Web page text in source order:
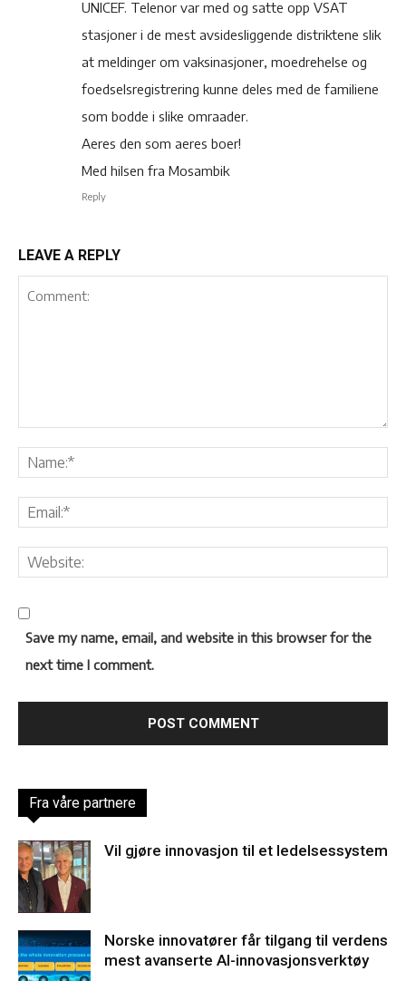
UNICEF. Telenor var med og satte opp VSAT
stasjoner i de mest avsidesliggende distriktene slik
at meldinger om vaksinasjoner, moedrehelse og
foedselsregistrering kunne deles med de familiene
som bodde i slike omraader.
Aeres den som aeres boer!
Med hilsen fra Mosambik
Reply
LEAVE A REPLY
Save my name, email, and website in this browser for the
next time I comment.
Fra våre partnere
Vil gjøre innovasjon til et ledelsessystem
Norske innovatører får tilgang til verdens
mest avanserte AI-innovasjonsverktøy